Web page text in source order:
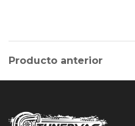
Producto anterior